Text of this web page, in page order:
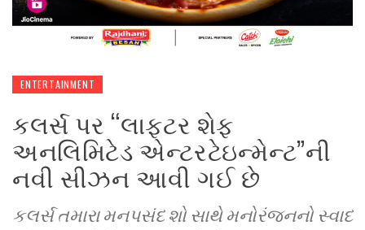
ENTERTAINMENT
કલર્સ પર “લાફ્ટર શેફ
અનલિમિટેડ એન્ટરટેઇન્મેન્ટ”ની
નવી સીઝન આવી ગઈ છે
કલર્સ તમારા મનપસંદ શો સાથે મનોરંજનનો સ્વાદ